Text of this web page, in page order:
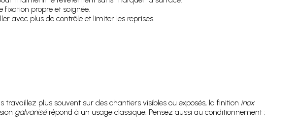
propre et soignée.
avec plus de contrôle et limiter les reprises.
travaillez plus souvent sur des chantiers visibles ou exposés, la finition inox
galvanisérépond à un usage classique. Pensez aussi au conditionnement :